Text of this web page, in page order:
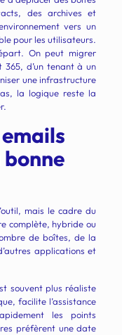
des archives et
vers un
pour les utilisateurs.
On peut migrer
365, d’un tenant à un
une infrastructure
la logique reste la
bonne
mais le cadre du
complète, hybride ou
de boîtes, de la
applications et
souvent plus réaliste
facilite l’assistance
les points
préfèrent une date